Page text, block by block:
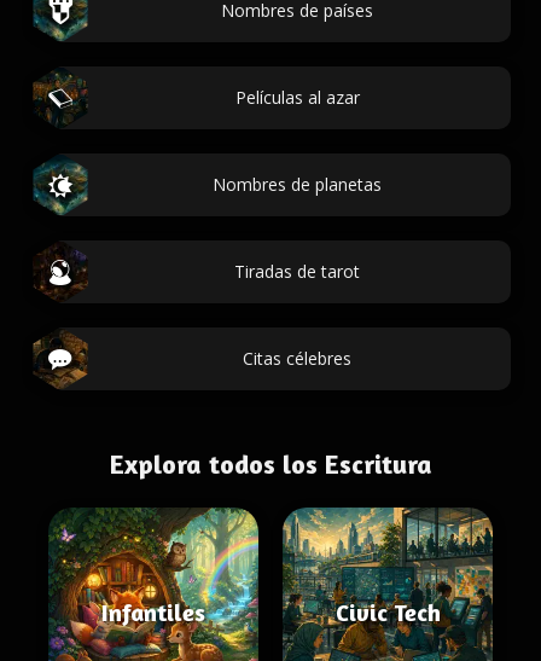
Nombres de países
Películas al azar
Nombres de planetas
Tiradas de tarot
Citas célebres
Explora todos los Escritura
Infantiles Civic Tech